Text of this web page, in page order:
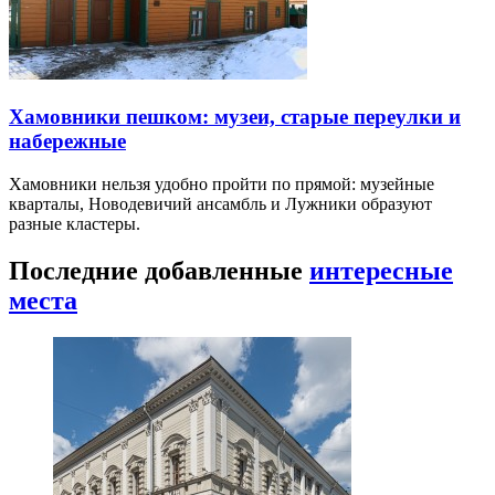
Хамовники пешком: музеи, старые переулки и
набережные
Хамовники нельзя удобно пройти по прямой: музейные
кварталы, Новодевичий ансамбль и Лужники образуют
разные кластеры.
Последние добавленные интересные
места